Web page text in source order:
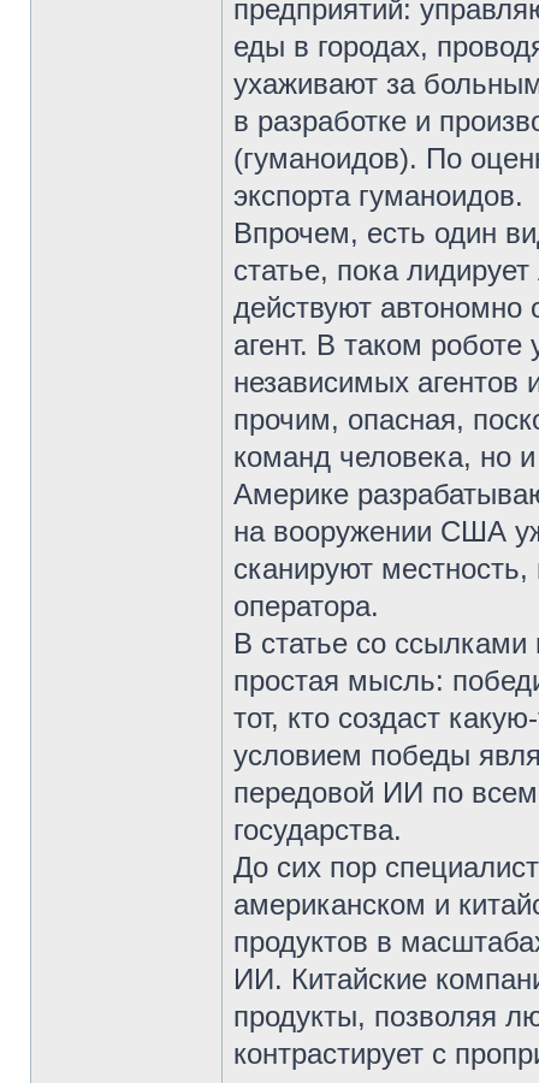
предприятий:
еды в городах,
ухаживают за
в разработке и
(гуманоидов). По
экспорта гуманоидов.
Впрочем, есть один
статье, пока
действуют автономно
агент. В таком
независимых
прочим, опасная,
команд человека, но
Америке
на вооружении США
сканируют
оператора.
В статье со ссылками
простая мысль:
тот, кто создаст
условием победы
передовой ИИ по
государства.
До сих пор
американском и
продуктов в
ИИ. Китайские
продукты, позволяя
контрастирует с